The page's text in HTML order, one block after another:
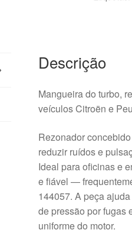
Descrição
Mangueira do turbo,
veículos Citroën e
Rezonador
reduzir ruídos e
Ideal para oficinas e
e fiável —
144057. A peça
de pressão por fugas
uniforme do motor.